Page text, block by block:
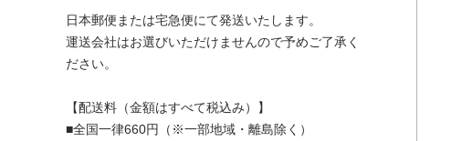
日本郵便または宅急便にて発送いたします。
運送会社はお選びいただけませんので予めご了承く
ださい。
【配送料（金額はすべて税込み）】
■全国一律660円（※一部地域・離島除く）